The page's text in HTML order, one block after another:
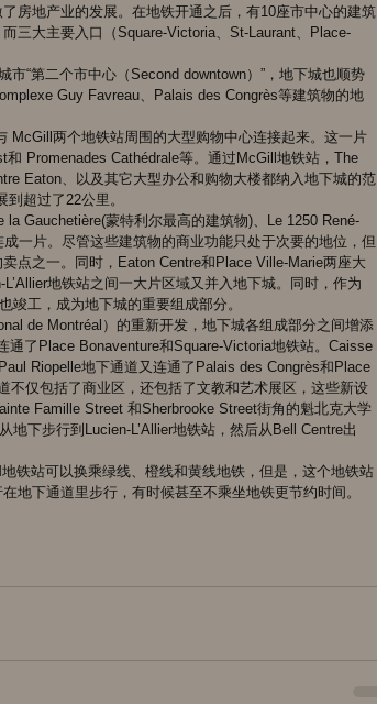
房地产业的发展。在地铁开通之后，有10座市中心的建筑
三大主要入口（Square-Victoria、St-Laurant、Place-
“第二个市中心（Second downtown）”，地下城也顺势
Guy Favreau、Palais des Congrès等建筑物的地
McGill两个地铁站周围的大型购物中心连接起来。这一片
Promenades Cathédrale等。通过McGill地铁站，The
Eaton、以及其它大型办公和购物大楼都纳入地下城的范
到超过了22公里。
Gauchetière(蒙特利尔最高的建筑物)、Le 1250 René-
一片。尽管这些建筑物的商业功能只处于次要的地位，但
点之一。同时，Eaton Centre和Place Ville-Marie两座大
地铁站之间一大片区域又并入地下城。同时，作为
竣工，成为地下城的重要组成部分。
de Montréal）的重新开发，地下城各组成部分之间增添
了Place Bonaventure和Square-Victoria地铁站。Caisse
Riopelle地下通道又连通了Palais des Congrès和Place
不仅包括了商业区，还包括了文教和艺术展区，这些新设
Famille Street 和Sherbrooke Street街角的魁北克大学
下步行到Lucien-L’Allier地铁站，然后从Bell Centre出
铁站可以换乘绿线、橙线和黄线地铁，但是，这个地铁站
地下通道里步行，有时候甚至不乘坐地铁更节约时间。